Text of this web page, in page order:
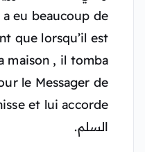
eu beaucoup de
que lorsqu’il est
maison , il tomba
le Messager de
et lui accorde
السلم.